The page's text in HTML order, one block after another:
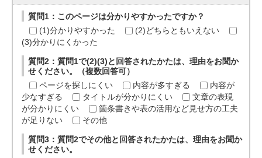
質問1：このページは分かりやすかったですか？
(1)分かりやすかった
(2)どちらともいえない
(3)分かりにくかった
質問2：質問1で(2)(3)と回答されたかたは、理由をお聞か
せください。（複数回答可）
ページを探しにくい
内容が多すぎる
内容が
少なすぎる
タイトルが分かりにくい
文章の表現
が分かりにくい
箇条書きや表の活用など見せ方の工夫
が足りない
その他
質問3：質問2でその他と回答されたかたは、理由をお聞か
せください。